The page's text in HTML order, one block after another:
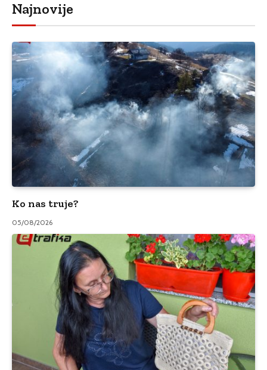
Najnovije
Ko nas truje?
05/08/2026